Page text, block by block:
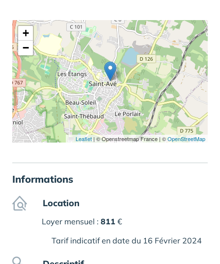
+
−
Leaflet | © Openstreetmap France | ©OpenStreetMap
Informations
Location
Loyer mensuel : 811 €
Tarif indicatif en date du 16 Février 2024